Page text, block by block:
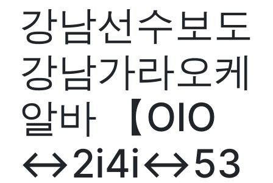
강남선수보도
강남가라오케
알바 【OIO
↔2i4i↔53